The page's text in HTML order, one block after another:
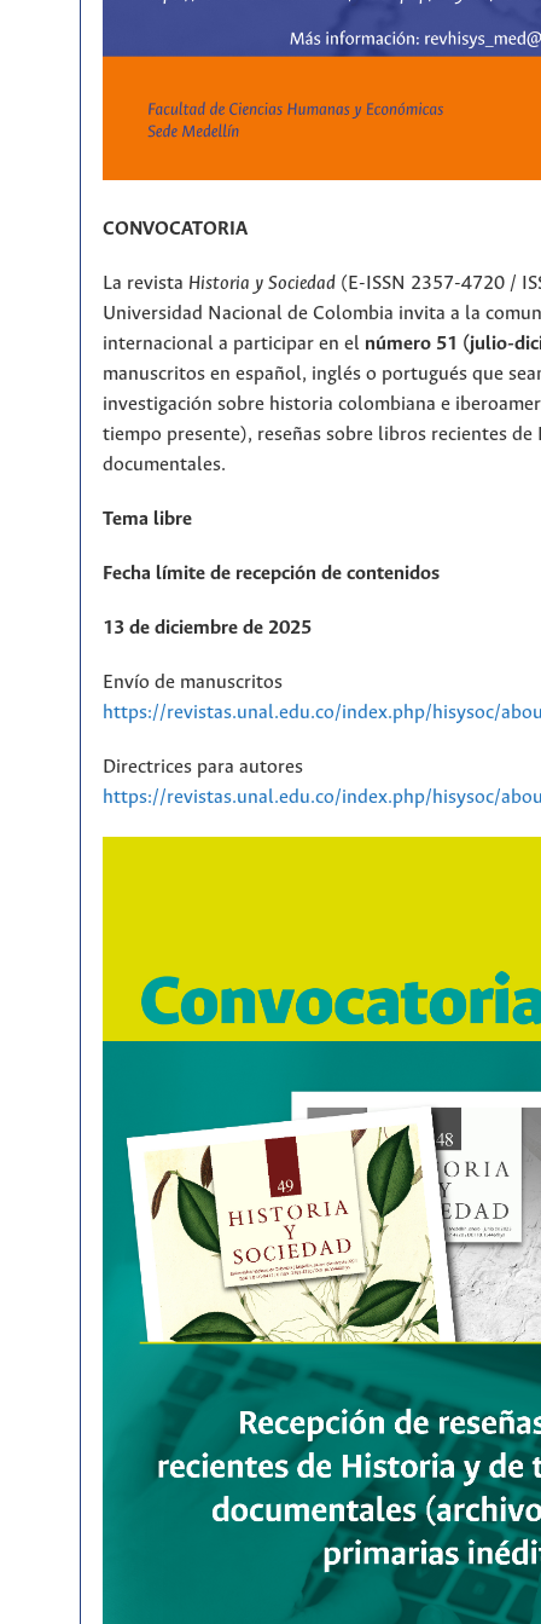
CONVOCATORIA
La revista Historia y Sociedad(E-ISSN 2357-4720 /
Universidad Nacional de Colombia invita a la
internacional a participar en el número 51 (julio-
manuscritos en español, inglés o portugués que
investigación sobre historia colombiana e
tiempo presente), reseñas sobre libros recientes
documentales.
Tema libre
Fecha límite de recepción de contenidos
13 de diciembre de 2025
Envío de manuscritos
https://revistas.unal.edu.co/index.php/hisysoc/
Directrices para autores
https://revistas.unal.edu.co/index.php/hisysoc/